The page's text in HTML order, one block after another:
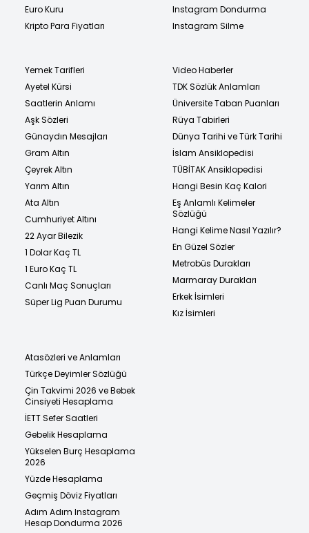
Euro Kuru
Kripto Para Fiyatları
Instagram Dondurma
Instagram Silme
Yemek Tarifleri
Ayetel Kürsi
Saatlerin Anlamı
Aşk Sözleri
Günaydın Mesajları
Gram Altın
Çeyrek Altın
Yarım Altın
Ata Altın
Cumhuriyet Altını
22 Ayar Bilezik
1 Dolar Kaç TL
1 Euro Kaç TL
Canlı Maç Sonuçları
Süper Lig Puan Durumu
Video Haberler
TDK Sözlük Anlamları
Üniversite Taban Puanları
Rüya Tabirleri
Dünya Tarihi ve Türk Tarihi
İslam Ansiklopedisi
TÜBİTAK Ansiklopedisi
Hangi Besin Kaç Kalori
Eş Anlamlı Kelimeler
Sözlüğü
Hangi Kelime Nasıl Yazılır?
En Güzel Sözler
Metrobüs Durakları
Marmaray Durakları
Erkek İsimleri
Kız İsimleri
Atasözleri ve Anlamları
Türkçe Deyimler Sözlüğü
Çin Takvimi 2026 ve Bebek
Cinsiyeti Hesaplama
İETT Sefer Saatleri
Gebelik Hesaplama
Yükselen Burç Hesaplama
2026
Yüzde Hesaplama
Geçmiş Döviz Fiyatları
Adım Adım Instagram
Hesap Dondurma 2026